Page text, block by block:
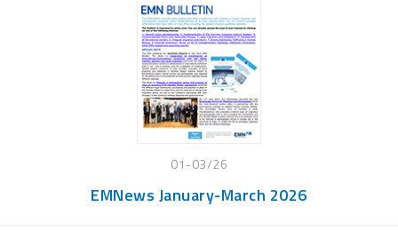
01-03/26
EMNews January-March 2026